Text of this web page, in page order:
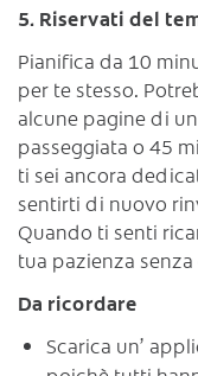
5. Riservati del
Pianifica da 10
per te stesso.
alcune pagine di
passeggiata o 45
ti sei ancora
sentirti di nuovo
Quando ti senti
tua pazienza
Da ricordare
Scarica un’